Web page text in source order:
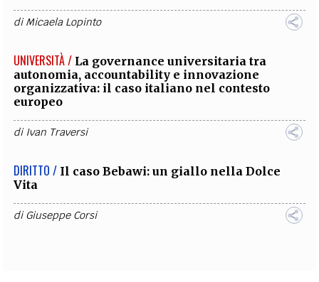
diMicaela Lopinto
UNIVERSITÀ / La governance universitaria tra
autonomia, accountability e innovazione
organizzativa: il caso italiano nel contesto
europeo
di Ivan Traversi
DIRITTO / Il caso Bebawi: un giallo nella Dolce
Vita
diGiuseppe Corsi